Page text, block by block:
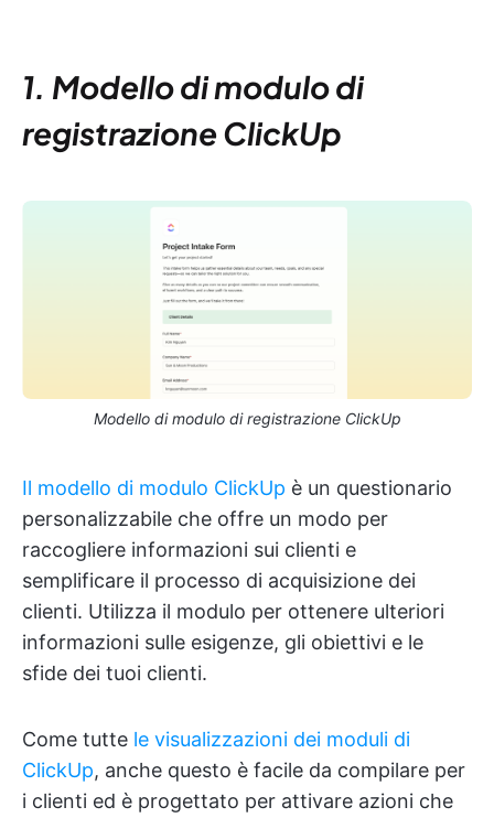
1. Modello di modulo di
registrazione ClickUp
Modello di modulo di registrazione ClickUp
Il modello di modulo ClickUp è un questionario
personalizzabile che offre un modo per
raccogliere informazioni sui clienti e
semplificare il processo di acquisizione dei
clienti. Utilizza il modulo per ottenere ulteriori
informazioni sulle esigenze, gli obiettivi e le
sfide dei tuoi clienti.
Come tutte le visualizzazioni dei moduli di
ClickUp, anche questo è facile da compilare per
i clienti ed è progettato per attivare azioni che